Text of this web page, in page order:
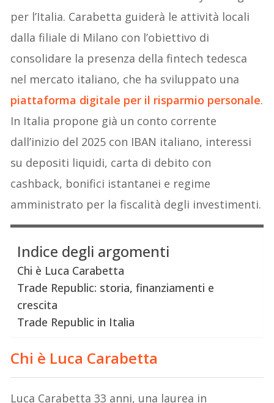
per l’Italia. Carabetta guiderà le attività locali
dalla filiale di Milano con l’obiettivo di
consolidare la presenza della fintech tedesca
nel mercato italiano, che ha sviluppato una
piattaforma digitale per il risparmio personale.
In Italia propone già un conto corrente
dall’inizio del 2025 con IBAN italiano, interessi
su depositi liquidi, carta di debito con
cashback, bonifici istantanei e regime
amministrato per la fiscalità degli investimenti.
Indice degli argomenti
Chi è Luca Carabetta
Trade Republic: storia, finanziamenti e
crescita
Trade Republic in Italia
Chi è Luca Carabetta
Luca Carabetta 33 anni, una laurea in